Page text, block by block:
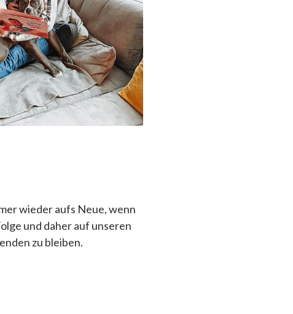
wieder aufs Neue, wenn
und daher auf unseren
zu bleiben.